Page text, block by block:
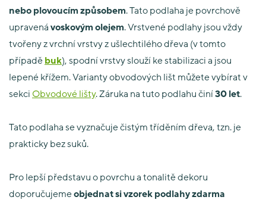
nebo plovoucím způsobem. Tato podlaha je povrchově
upravená voskovým olejem. Vrstvené podlahy jsou vždy
tvořeny z vrchní vrstvy z ušlechtilého dřeva (v tomto
případě buk), spodní vrstvy slouží ke stabilizaci a jsou
lepené křížem. Varianty obvodových lišt můžete vybírat v
sekci Obvodové lišty. Záruka na tuto podlahu činí30 let.
Tato podlaha se vyznačuje čistým tříděním dřeva, tzn. je
prakticky bez suků.
Pro lepší představu o povrchu a tonalitě dekoru
doporučujemeobjednat si vzorek podlahy zdarma